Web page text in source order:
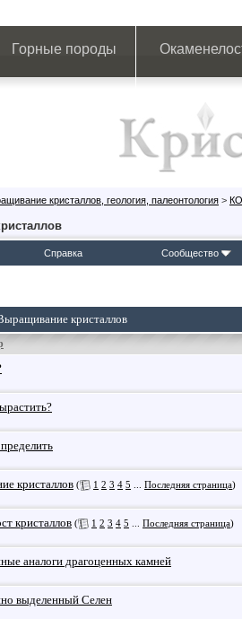
Горные породы
кристаллов, геология, палеонтология >
Справка Сообщество
кристаллов
кристаллов ( 1 2 3 4 5 Последняя страница)
кристаллов ( 1 2 3 4 5 Последняя страница)
аналоги драгоценных камней
выделенный Селен